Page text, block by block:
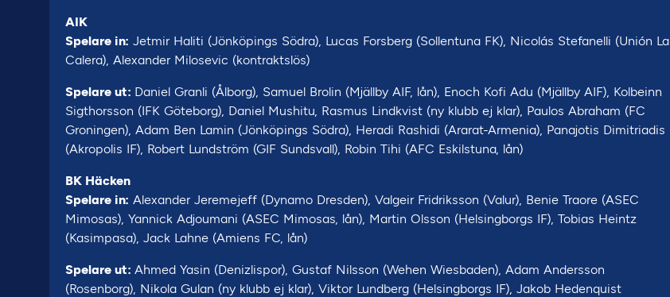
AIK
Spelare in: Jetmir Haliti (Jönköpings Södra), Lucas Forsberg (Sollentuna FK), Nicolás Stefanelli (Unión La
Calera), Alexander Milosevic (kontraktslös)
Spelare ut: Daniel Granli (Ålborg), Samuel Brolin (Mjällby AIF, lån), Enoch Kofi Adu (Mjällby AIF), Kolbeinn
Sigthorsson (IFK Göteborg), Daniel Mushitu, Rasmus Lindkvist (ny klubb ej klar), Paulos Abraham (FC
Groningen), Adam Ben Lamin (Jönköpings Södra), Heradi Rashidi (Ararat-Armenia), Panajotis Dimitriadis
(Akropolis IF), Robert Lundström (GIF Sundsvall), Robin Tihi (AFC Eskilstuna, lån)
BK Häcken
Spelare in: Alexander Jeremejeff (Dynamo Dresden), Valgeir Fridriksson (Valur), Benie Traore (ASEC
Mimosas), Yannick Adjoumani (ASEC Mimosas, lån), Martin Olsson (Helsingborgs IF), Tobias Heintz
(Kasimpasa), Jack Lahne (Amiens FC, lån)
Spelare ut: Ahmed Yasin (Denizlispor), Gustaf Nilsson (Wehen Wiesbaden), Adam Andersson
(Rosenborg), Nikola Gulan (ny klubb ej klar), Viktor Lundberg (Helsingborgs IF), Jakob Hedenquist